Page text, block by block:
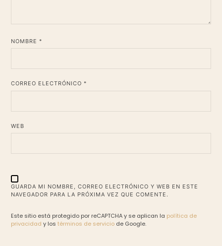
NOMBRE *
CORREO ELECTRÓNICO *
WEB
GUARDA MI NOMBRE, CORREO ELECTRÓNICO Y WEB EN ESTE
NAVEGADOR PARA LA PRÓXIMA VEZ QUE COMENTE.
Este sitio está protegido por reCAPTCHA y se aplican la política de
privacidad y lostérminos de servicio de Google.